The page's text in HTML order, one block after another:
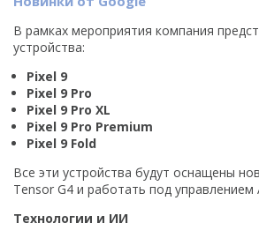
В рамках мероприятия компания
устройства:
Pixel 9
Pixel 9 Pro
Pixel 9 Pro XL
Pixel 9 Pro Premium
Pixel 9 Fold
Все эти устройства будут оснащены
Tensor G4 и работать под управлением
Технологии и ИИ